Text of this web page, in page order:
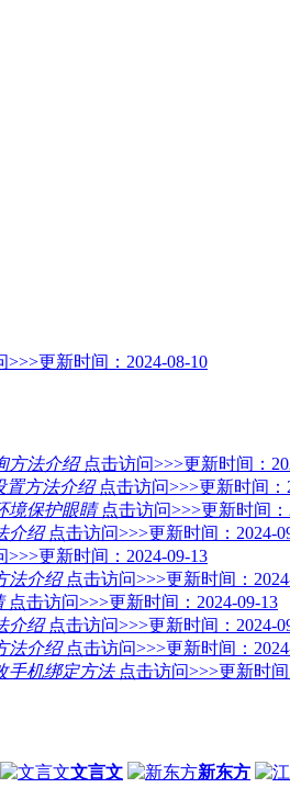
>>>更新时间：2024-08-10
方法介绍 点击访问>>>更新时间：
置方法介绍 点击访问>>>更新时间：
境保护眼睛 点击访问>>>更新时间：
介绍 点击访问>>>更新时间：2024-
>>>更新时间：2024-09-13
法介绍 点击访问>>>更新时间：
点击访问>>>更新时间：2024-09-13
介绍 点击访问>>>更新时间：2024-
法介绍 点击访问>>>更新时间：
手机绑定方法 点击访问>>>更新时间
文言文 新东方